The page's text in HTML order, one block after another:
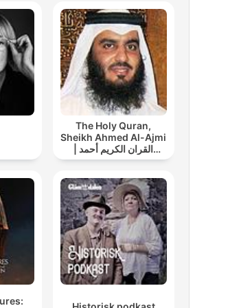
The Holy Quran,
Sheikh Ahmed Al-Ajmi
| القران الكريم أحمد
العجمي